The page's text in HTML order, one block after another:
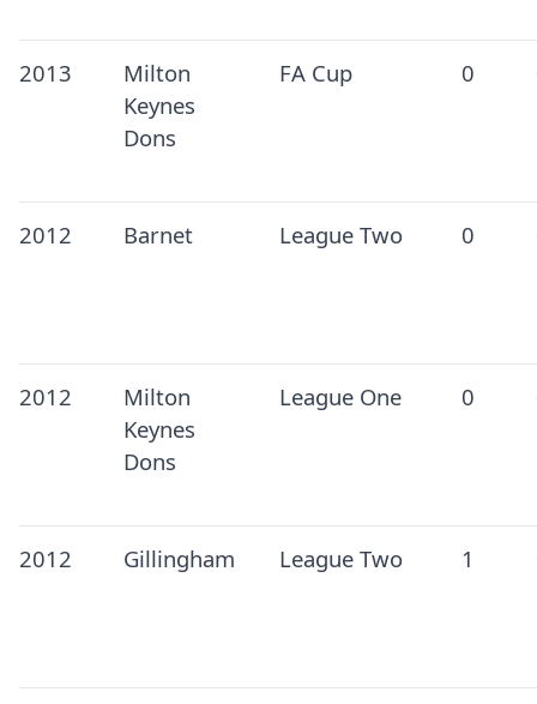
2013
Milton
Keynes
Dons
FA Cup 0
2012 Barnet League Two 0
2012
Milton
Keynes
Dons
League One 0
2012 Gillingham League Two 1